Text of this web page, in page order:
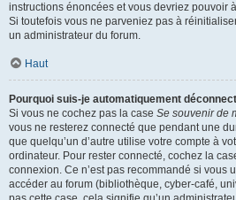
instructions énoncées et vous devriez pouvoir
Si toutefois vous ne parveniez pas à
un administrateur du forum.
Haut
Pourquoi suis-je automatiquement
Si vous ne cochez pas la case Se souvenir de
vous ne resterez connecté que pendant une
que quelqu’un d’autre utilise votre compte à
ordinateur. Pour rester connecté, cochez la
connexion. Ce n’est pas recommandé si vous
accéder au forum (bibliothèque, cyber-café,